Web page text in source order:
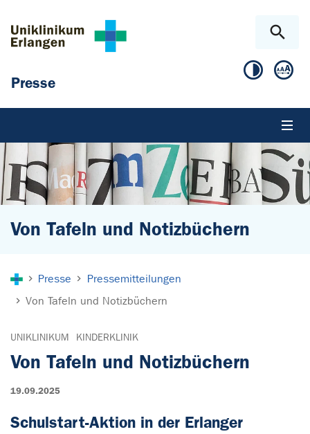
Presse
Von Tafeln und Notizbüchern
Presse
Pressemitteilungen
Von Tafeln und Notizbüchern
UNIKLINIKUM KINDERKLINIK
Von Tafeln und Notizbüchern
19.09.2025
Schulstart-Aktion in der Erlanger